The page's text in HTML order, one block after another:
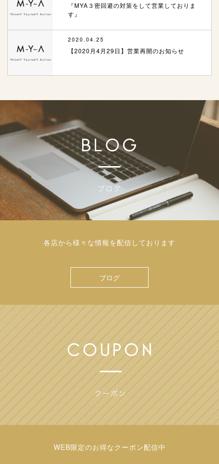
『MYA３密回避の対策をして営業しておりま
す』
2020.04.25
【2020月4月29日】営業再開のお知らせ
各店から様々な情報を配信しております
ブログ
WEB限定のお得なクーポン配信中